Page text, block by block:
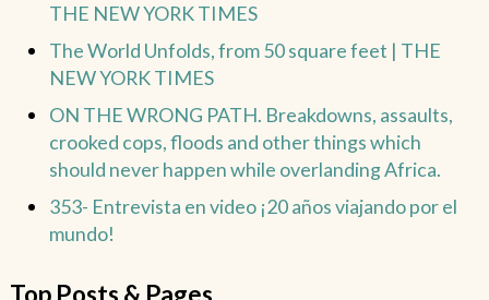
THE NEW YORK TIMES
The World Unfolds, from 50 square feet | THE
NEW YORK TIMES
ON THE WRONG PATH. Breakdowns, assaults,
crooked cops, floods and other things which
should never happen while overlanding Africa.
353- Entrevista en video ¡20 años viajando por el
mundo!
Top Posts & Pages